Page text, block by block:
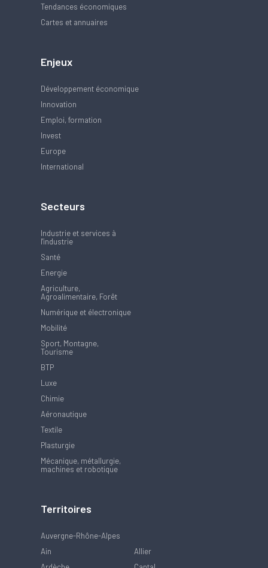
Tendances économiques
Cartes et annuaires
Enjeux
Développement économique
Innovation
Emploi, formation
Invest
Europe
International
Secteurs
Industrie et services à
l'industrie
Santé
Energie
Agriculture,
Agroalimentaire, Forêt
Numérique et électronique
Mobilité
Sport, Montagne,
Tourisme
BTP
Luxe
Chimie
Aéronautique
Textile
Plasturgie
Mécanique, métallurgie,
machines et robotique
Territoires
Auvergne-Rhône-Alpes
Ain
Allier